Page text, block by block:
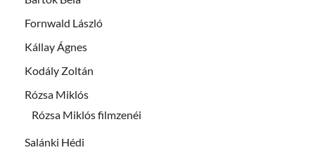
Fornwald László
Kállay Ágnes
Kodály Zoltán
Rózsa Miklós
Rózsa Miklós filmzenéi
Salánki Hédi